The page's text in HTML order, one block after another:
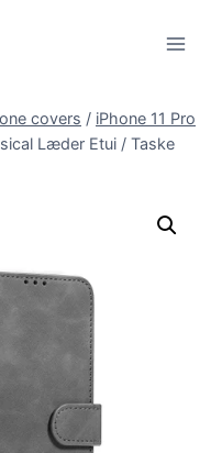
covers / iPhone 11 Pro
Læder Etui / Taske